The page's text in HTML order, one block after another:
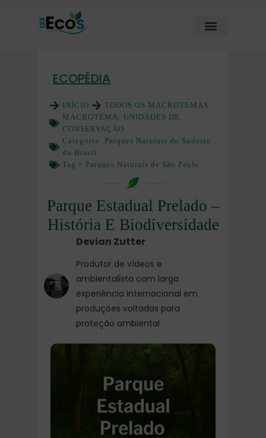
ECOPÉDIA
INÍCIO
TODOS OS MACROTEMAS
MACROTEMA: UNIDADES DE
CONSERVAÇÃO
Categoria: Parques Naturais do Sudeste
do Brasil
Tag > Parques Naturais de São Paulo
Parque Estadual Prelado –
História E Biodiversidade
Devian Zutter
Produtor de vídeos e
ambientalista com larga
experiência internacional em
produções voltadas para
proteção ambiental